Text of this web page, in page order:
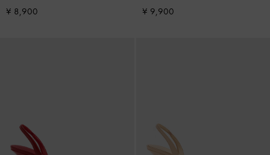
¥ 8,900 ¥ 9,900